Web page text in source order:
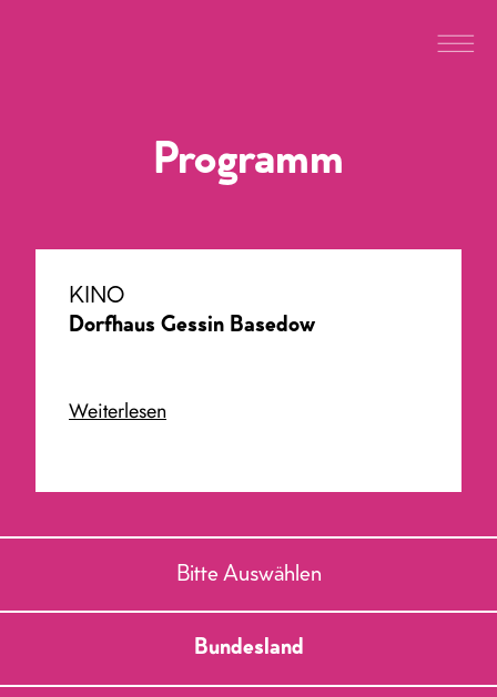
Programm
KINO
Dorfhaus Gessin Basedow
Weiterlesen
Bitte Auswählen
Bundesland